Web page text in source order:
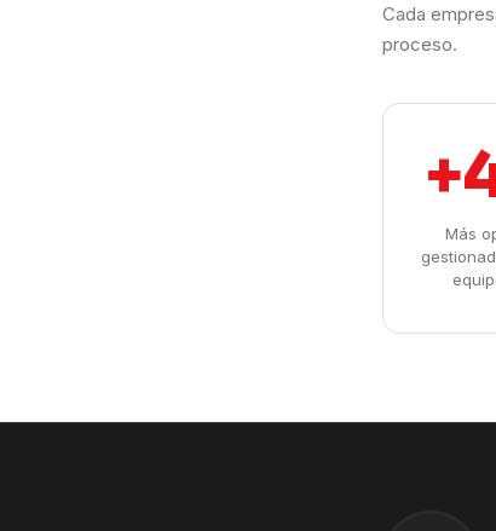
Cada
proceso.
Más